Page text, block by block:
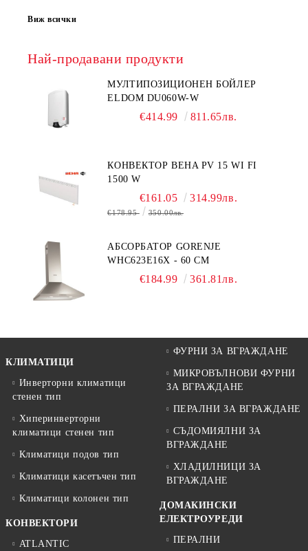
Виж всички
Най-продавани продукти
МУЛТИПОЗИЦИОНЕН БОЙЛЕР
ELDOM DU060W-W
€414.99 811.65лв.
КОНВЕКТОР BEHA PV 15 WI FI
1500 W
€161.05 314.99лв.
€178.95 350.00лв.
АБСОРБАТОР GORENJE
WHC623E16X - 60 СМ
€184.99 361.81лв.
КЛИМАТИЦИ
Инверторни климатици
стенен тип
Хиперинверторни
климатици стенен тип
Климатици подов тип
Климатици касетъчен тип
Климатици колонен тип
КОНВЕКТОРИ
ATLANTIC
ФУРНИ ЗА ВГРАЖДАНЕ
МИКРОВЪЛНОВИ ФУРНИ
ЗА ВГРАЖДАНЕ
ПЕРАЛНИ ЗА ВГРАЖДАНЕ
СЪДОМИЯЛНИ ЗА
ВГРАЖДАНЕ
ХЛАДИЛНИЦИ ЗА
ВГРАЖДАНЕ
ДОМАКИНСКИ
ЕЛЕКТРОУРЕДИ
ПЕРАЛНИ